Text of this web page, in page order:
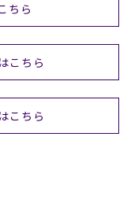
ちら
こちら
こちら